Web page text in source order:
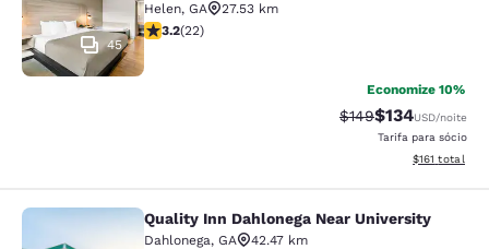
45
Helen, GA
27.53 km
classificação 3.23 estrelas. Bom. 22 avaliações
3.2(22)
Economize 10%
Tarifa anterior
$149Tarifa com
$134USD/noite
Tarifa para sócio
Exibir
$161 total
Quality Inn Dahlonega Near
Quality Inn Dahlonega Near University
Dahlonega, GA
42.47 km